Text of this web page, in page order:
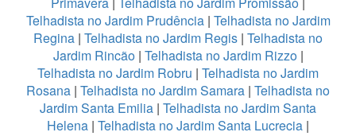
Telhadista no Jardim Prudência| Telhadista no Jardim
Regina | Telhadista no Jardim Regis | Telhadista no
Jardim Rincão| Telhadista no Jardim Rizzo|
Telhadista no Jardim Robru | Telhadista no Jardim
Rosana | Telhadista no Jardim Samara | Telhadista no
Jardim Santa Emilia | Telhadista no Jardim Santa
Helena | Telhadista no Jardim Santa Lucrecia |